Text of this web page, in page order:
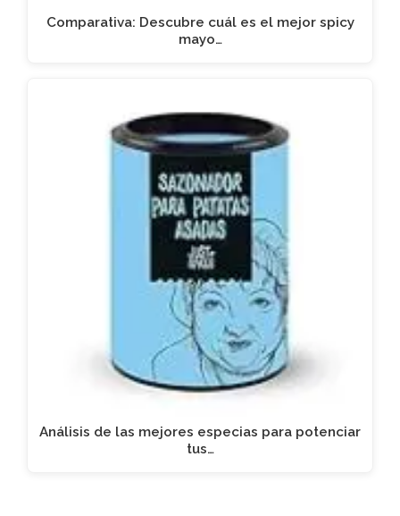
Comparativa: Descubre cuál es el mejor spicy
mayo…
Análisis de las mejores especias para potenciar
tus…